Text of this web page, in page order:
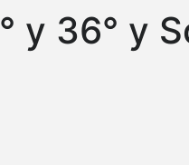
y 36° y